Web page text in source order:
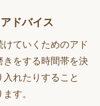
ドバイス
ていくためのアド
きをする時間帯を決
れたりすること
す。